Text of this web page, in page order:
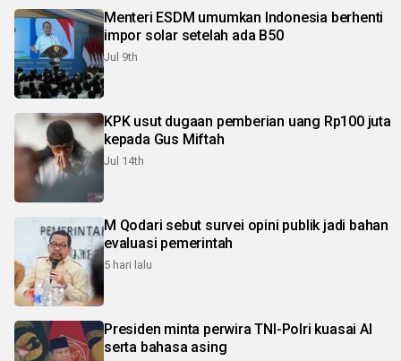
Menteri ESDM umumkan Indonesia berhenti
impor solar setelah ada B50
Jul 9th
KPK usut dugaan pemberian uang Rp100 juta
kepada Gus Miftah
Jul 14th
M Qodari sebut survei opini publik jadi bahan
evaluasi pemerintah
5 hari lalu
Presiden minta perwira TNI-Polri kuasai AI
serta bahasa asing